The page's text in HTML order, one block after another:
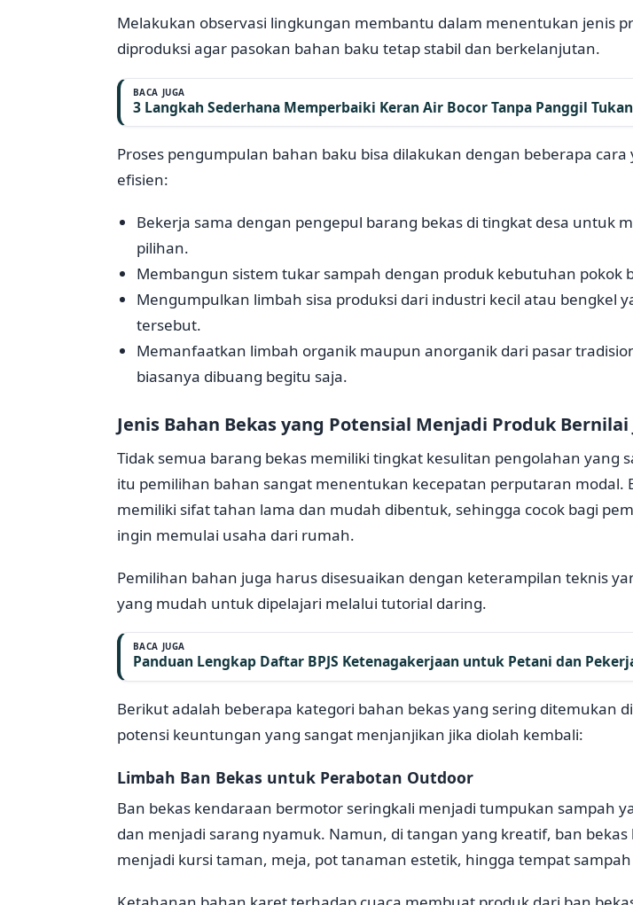
Melakukan observasi lingkungan membantu dalam menentukan jenis
diproduksi agar pasokan bahan baku tetap stabil dan berkelanjutan.
BACA JUGA
3 Langkah Sederhana Memperbaiki Keran Air Bocor Tanpa Panggil
Proses pengumpulan bahan baku bisa dilakukan dengan beberapa
efisien:
Bekerja sama dengan pengepul barang bekas di tingkat desa untuk
pilihan.
Membangun sistem tukar sampah dengan produk kebutuhan pokok
Mengumpulkan limbah sisa produksi dari industri kecil atau bengkel
tersebut.
Memanfaatkan limbah organik maupun anorganik dari pasar
biasanya dibuang begitu saja.
Jenis Bahan Bekas yang Potensial Menjadi Produk Bernilai
Tidak semua barang bekas memiliki tingkat kesulitan pengolahan yang
itu pemilihan bahan sangat menentukan kecepatan perputaran modal.
memiliki sifat tahan lama dan mudah dibentuk, sehingga cocok bagi
ingin memulai usaha dari rumah.
Pemilihan bahan juga harus disesuaikan dengan keterampilan teknis
yang mudah untuk dipelajari melalui tutorial daring.
BACA JUGA
Panduan Lengkap Daftar BPJS Ketenagakerjaan untuk Petani dan
Berikut adalah beberapa kategori bahan bekas yang sering ditemukan
potensi keuntungan yang sangat menjanjikan jika diolah kembali:
Limbah Ban Bekas untuk Perabotan Outdoor
Ban bekas kendaraan bermotor seringkali menjadi tumpukan sampah
dan menjadi sarang nyamuk. Namun, di tangan yang kreatif, ban bekas
menjadi kursi taman, meja, pot tanaman estetik, hingga tempat